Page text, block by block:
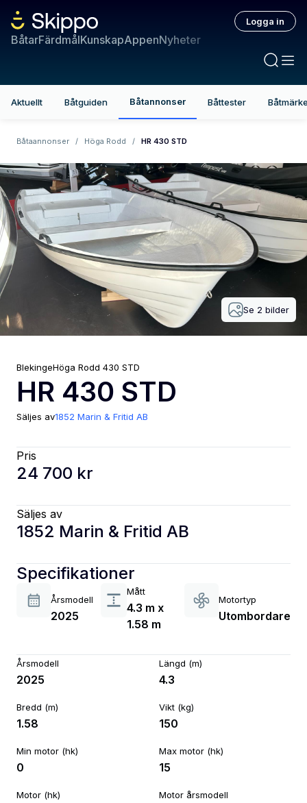
BåtarFärdmålKunskapAppenNyheter
Logga in
Aktuellt Båtguiden Båtannonser Båttester
Båtaannonser / Höga Rodd / HR 430 STD
Se 2 bilder
BlekingeHöga Rodd 430 STD
HR 430 STD
Säljes av1852 Marin & Fritid AB
Pris
24 700 kr
Säljes av
1852 Marin & Fritid AB
Specifikationer
Årsmodell
2025
Mått
4.3 m x
1.58 m
Motortyp
Utombordare
Årsmodell
2025
Längd (m)
4.3
Bredd (m)
1.58
Vikt (kg)
150
Min motor (hk)
0
Max motor (hk)
15
Motor (hk) Motor årsmodell